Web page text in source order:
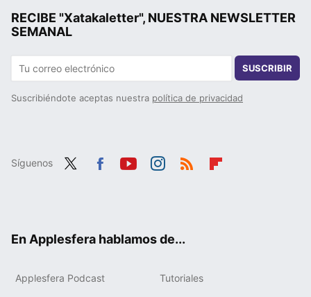
RECIBE "Xatakaletter", NUESTRA NEWSLETTER
SEMANAL
SUSCRIBIR
Suscribiéndote aceptas nuestra política de privacidad
Síguenos
En Applesfera hablamos de...
Applesfera Podcast Tutoriales